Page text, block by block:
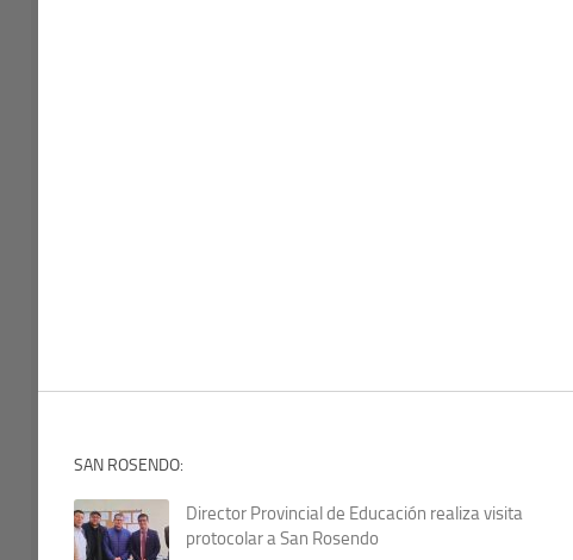
SAN ROSENDO:
Director Provincial de Educación realiza visita
protocolar a San Rosendo